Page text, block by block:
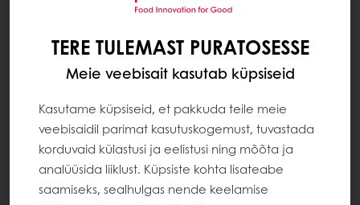
KAS ŠOKOLAAD SOBIB
TAIMETOITLASTELE JA VEGANITELE?
Šokolaad ise pärineb taimest ja sobib seetõttu
taimetoitlastele ja veganitele. Tootmisprotsessi
käigus võidakse šokolaadipõhistele toodetele
lisada aga mõningaid lisaaineid või koostisosi,
mis ei sobi seda tüüpi toitumise jaoks. Näiteks
piimašokolaad ei sobi veganitele ja teatud
taimetoitlastele (ovovegetarlastele). Seetõttu
TERE TULEMAST PURATOSESSE
Meie veebisait kasutab küpsiseid
Kasutame küpsiseid, et pakkuda teile meie
veebisaidil parimat kasutuskogemust, tuvastada
korduvaid külastusi ja eelistusi ning mõõta ja
analüüsida liiklust. Küpsiste kohta lisateabe
saamiseks, sealhulgas nende keelamise